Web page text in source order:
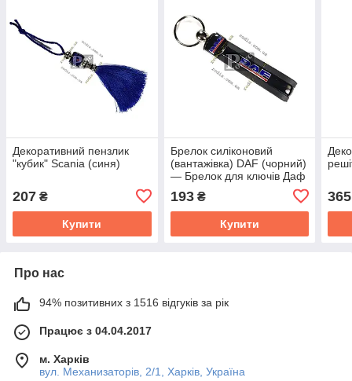
Декоративний пензлик
"кубик" Scania (синя)
207 ₴
Купити
Брелок силіконовий
(вантажівка) DAF (чорний)
— Брелок для ключів Даф
193₴
Купити
365
Про нас
94% позитивних з 1516 відгуків за рік
Працює з 04.04.2017
м. Харків
вул. Механизаторів, 2/1, Харків, Україна